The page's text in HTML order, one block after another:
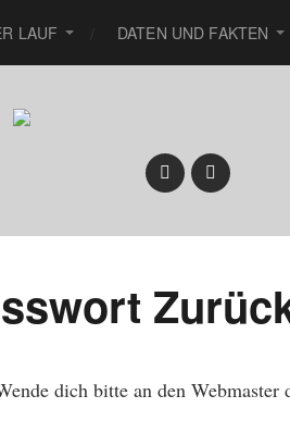
LAUF DATEN UND FAKTEN
dich bitte an den Webmaster